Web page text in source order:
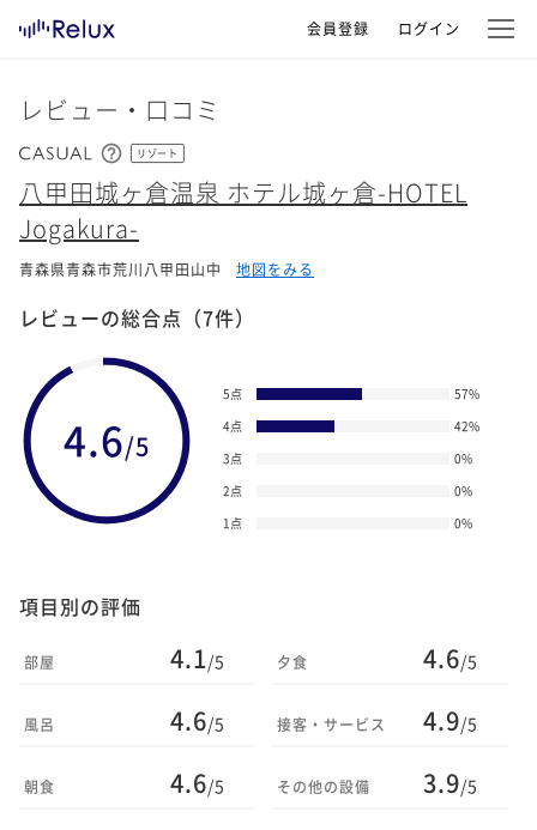
会員登録 ログイン
レビュー・口コミ
リゾート
八甲田城ヶ倉温泉 ホテル城ヶ倉-HOTEL
Jogakura-
青森県青森市荒川八甲田山中 地図をみる
レビューの総合点 （7件）
4.6/5
5点 57%
4点
42%
3点
0%
2点
0%
1点
0%
項目別の評価
部屋 4.1/5
風呂 4.6/5
朝食 4.6/5
夕食 4.6/5
接客・サービス 4.9/5
その他の設備 3.9/5